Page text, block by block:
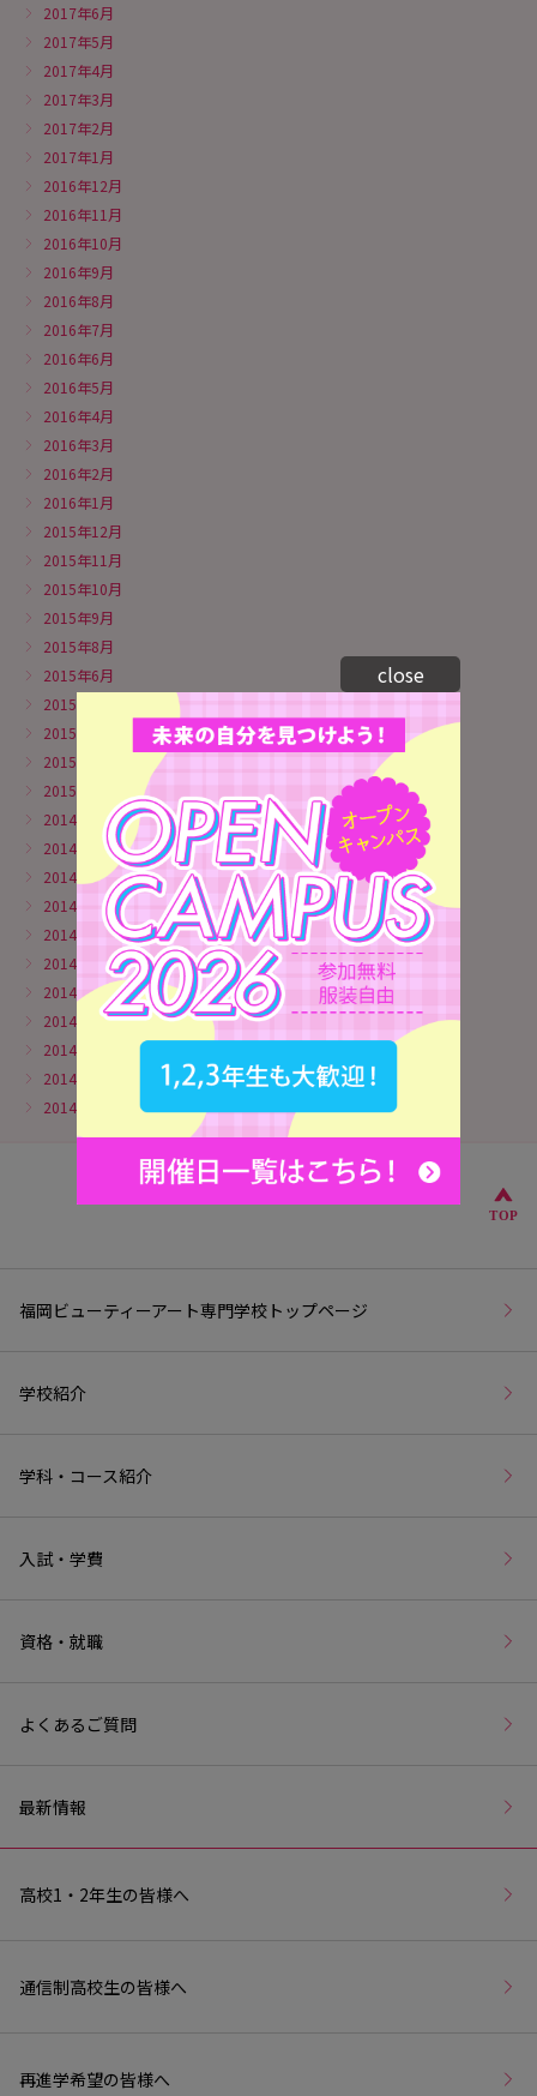
2017年6月
2017年5月
2017年4月
2017年3月
2017年2月
2017年1月
2016年12月
2016年11月
2016年10月
2016年9月
2016年8月
2016年7月
2016年6月
2016年5月
2016年4月
2016年3月
2016年2月
2016年1月
2015年12月
2015年11月
2015年10月
2015年9月
2015年8月
2015年6月
2015年5月
2015年4月
2015年3月
2015年1月
2014年11月
2014年10月
2014年9月
2014年8月
2014年7月
2014年6月
2014年5月
2014年4月
2014年3月
2014年2月
2014年1月
こ
TOP
福岡ビューティーアート専門学校トップページ
学校紹介
学科・コース紹介
入試・学費
資格・就職
よくあるご質問
最新情報
高校1・2年生の皆様へ
通信制高校生の皆様へ
再進学希望の皆様へ
close